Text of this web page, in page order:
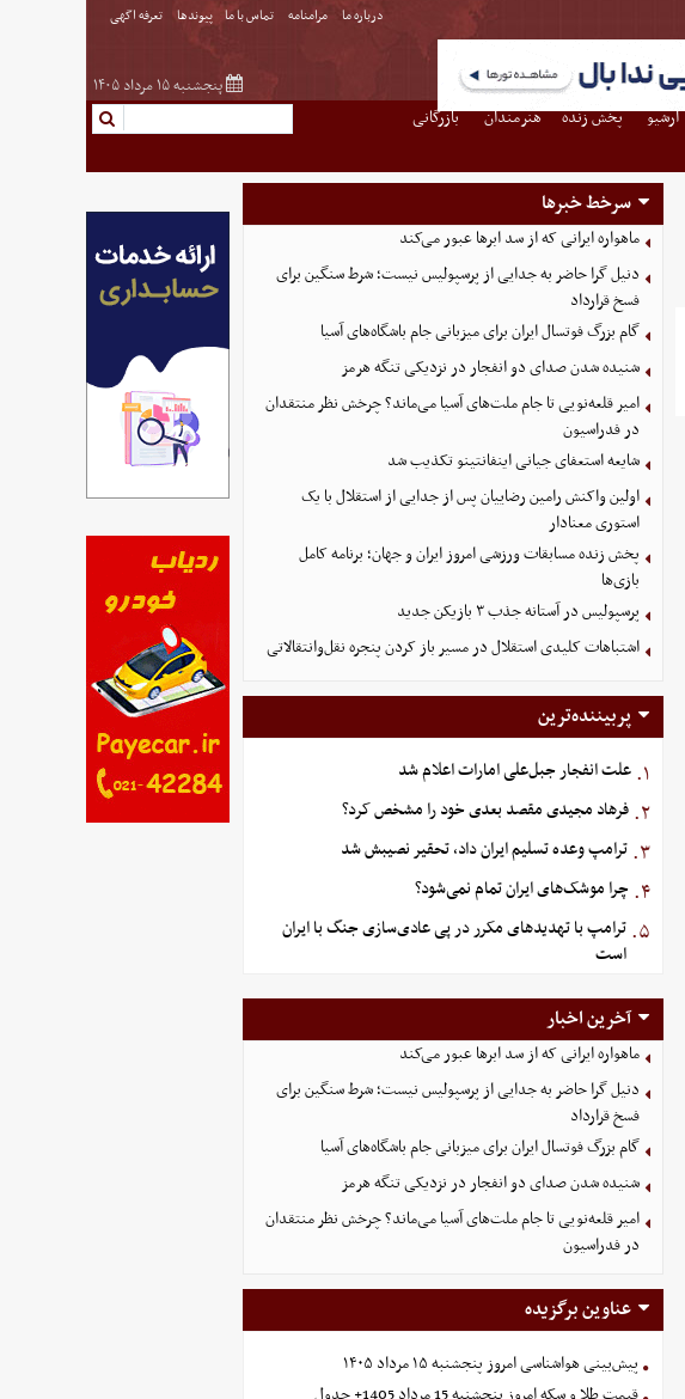
درباره ما مرامنامه تماس با ما پیوندها تعرفه اگهی
پنجشنبه ۱۵ مرداد ۱۴۰۵
آرشیو پخش زنده هنرمندان
بازرگانی
سرخط خبرها
ماهواره ایرانی که از سد ابرها عبور می‌کند
دنیل گرا حاضر به جدایی از پرسپولیس نیست؛ شرط سنگین برای
فسخ قرارداد
گام بزرگ فوتسال ایران برای میزبانی جام باشگاه‌های آسیا
شنیده شدن صدای دو انفجار در نزدیکی تنگه هرمز
امیر قلعه‌نویی تا جام ملت‌های آسیا می‌ماند؟ چرخش نظر منتقدان
در فدراسیون
شایعه استعفای جیانی اینفانتینو تکذیب شد
اولین واکنش رامین رضاییان پس از جدایی از استقلال با یک
استوری معنادار
پخش زنده مسابقات ورزشی امروز ایران و جهان؛ برنامه کامل
بازی‌ها
پرسپولیس در آستانه جذب ۳ بازیکن جدید
اشتباهات کلیدی استقلال در مسیر باز کردن پنجره نقل‌وانتقالاتی
پربیننده‌ترین
۱. علت انفجار جبل‌علی امارات اعلام شد
۲. فرهاد مجیدی مقصد بعدی خود را مشخص کرد؟
۳. ترامپ وعده تسلیم ایران داد، تحقیر نصیبش شد
۴. چرا موشک‌های ایران تمام نمی‌شود؟
۵. ترامپ با تهدیدهای مکرر در پی عادی‌سازی جنگ با ایران
است
آخرین اخبار
ماهواره ایرانی که از سد ابرها عبور می‌کند
دنیل گرا حاضر به جدایی از پرسپولیس نیست؛ شرط سنگین برای
فسخ قرارداد
گام بزرگ فوتسال ایران برای میزبانی جام باشگاه‌های آسیا
شنیده شدن صدای دو انفجار در نزدیکی تنگه هرمز
امیر قلعه‌نویی تا جام ملت‌های آسیا می‌ماند؟ چرخش نظر منتقدان
در فدراسیون
عناوین برگزیده
پیش‌بینی هواشناسی امروز پنجشنبه ۱۵ مرداد ۱۴۰۵